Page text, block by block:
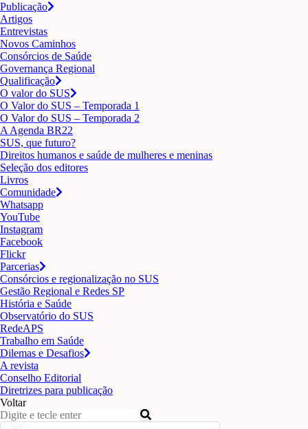
Publicação
Artigos
Entrevistas
Novos Caminhos
Consórcios de Saúde
Governança Regional
Qualificação
O valor do SUS
O Valor do SUS – Temporada 1
O Valor do SUS – Temporada 2
A Agenda BR22
SUS, que futuro?
Direitos humanos e saúde de mulheres e meninas
Seleção dos editores
Livros
Comunidade
Whatsapp
YouTube
Instagram
Facebook
Flickr
Parcerias
Consórcios e regionalização no SUS
Gestão Regional e Redes SP
História e Saúde
Observatório do SUS
RedeAPS
Trabalho em Saúde
Dilemas e Desafios
A revista
Conselho Editorial
Diretrizes para publicação
Voltar